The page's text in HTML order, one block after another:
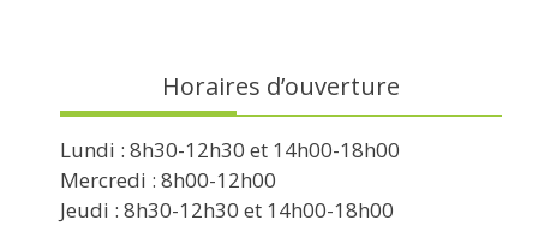
Horaires d’ouverture
Lundi : 8h30-12h30 et 14h00-18h00
Mercredi : 8h00-12h00
Jeudi : 8h30-12h30 et 14h00-18h00